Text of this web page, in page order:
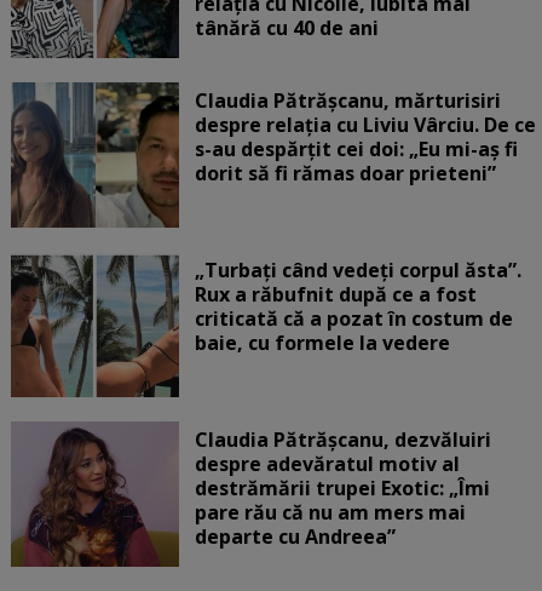
tânără cu 40 de ani
Claudia Pătrășcanu, mărturisiri
despre relația cu Liviu Vârciu. De ce
s-au despărțit cei doi: „Eu mi-aș fi
dorit să fi rămas doar prieteni”
„Turbați când vedeți corpul ăsta”.
Rux a răbufnit după ce a fost
criticată că a pozat în costum de
baie, cu formele la vedere
Claudia Pătrășcanu, dezvăluiri
despre adevăratul motiv al
destrămării trupei Exotic: „Îmi
pare rău că nu am mers mai
departe cu Andreea”